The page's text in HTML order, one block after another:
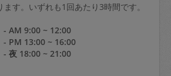
す。いずれも1回あたり3時間です。
- AM 9:00 ~ 12:00
- PM 13:00 ~ 16:00
- 夜 18:00 ~ 21:00